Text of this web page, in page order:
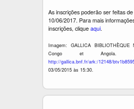
As inscrições poderão ser feitas
10/06/2017. Para mais
inscrições, cliqueaqui.
Imagem: GALLICA BIBLIOTHÈQUE
Congo et Angola.
http://gallica.bnf.fr/ark:/12148/
03/05/2015 às 15:30.